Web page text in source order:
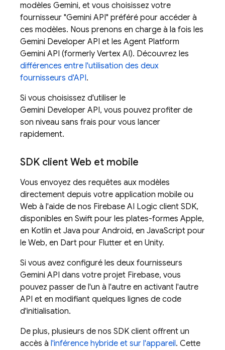
modèles Gemini, et vous choisissez votre
fournisseur "Gemini API" préféré pour accéder à
ces modèles. Nous prenons en charge à la fois les
Gemini Developer API et les Agent Platform
Gemini API (formerly Vertex AI). Découvrez les
différences entre l'utilisation des deux
fournisseurs d'API.
Si vous choisissez d'utiliser le
Gemini Developer API, vous pouvez profiter de
son niveau sans frais pour vous lancer
rapidement.
SDK client Web et mobile
Vous envoyez des requêtes aux modèles
directement depuis votre application mobile ou
Web à l'aide de nos Firebase AI Logic client SDK,
disponibles en Swift pour les plates-formes Apple,
en Kotlin et Java pour Android, en JavaScript pour
le Web, en Dart pour Flutter et en Unity.
Si vous avez configuré les deux fournisseurs
Gemini API dans votre projet Firebase, vous
pouvez passer de l'un à l'autre en activant l'autre
API et en modifiant quelques lignes de code
d'initialisation.
De plus, plusieurs de nos SDK client offrent un
accès à l'inférence hybride et sur l'appareil. Cette